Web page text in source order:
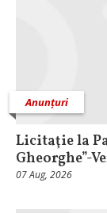
Anunțuri
Licitaţie la
Gheorghe”-
07 Aug, 2026